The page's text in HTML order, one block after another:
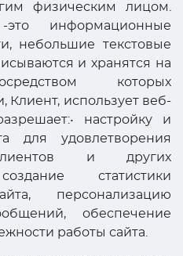
физическим лицом.
информационные
небольшие текстовые
и хранятся на
которых
Клиент, использует веб-
настройку и
для удовлетворения
и других
статистики
персонализацию
обеспечение
работы сайта.